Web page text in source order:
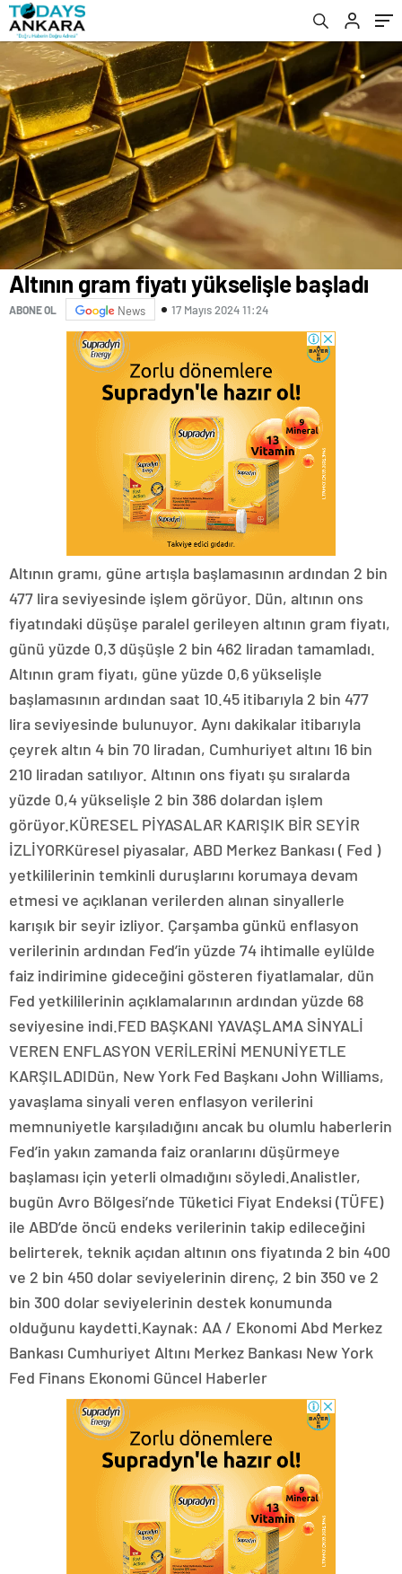
Altının gram fiyatı yükselişle başladı
ABONE OL News 17 Mayıs 2024 11:24
Altının gramı, güne artışla başlamasının ardından 2 bin
477 lira seviyesinde işlem görüyor. Dün, altının ons
fiyatındaki düşüşe paralel gerileyen altının gram fiyatı,
günü yüzde 0,3 düşüşle 2 bin 462 liradan tamamladı.
Altının gram fiyatı, güne yüzde 0,6 yükselişle
başlamasının ardından saat 10.45 itibarıyla 2 bin 477
lira seviyesinde bulunuyor. Aynı dakikalar itibarıyla
çeyrek altın 4 bin 70 liradan, Cumhuriyet altını 16 bin
210 liradan satılıyor. Altının ons fiyatı şu sıralarda
yüzde 0,4 yükselişle 2 bin 386 dolardan işlem
görüyor.KÜRESEL PİYASALAR KARIŞIK BİR SEYİR
İZLİYORKüresel piyasalar, ABD Merkez Bankası ( Fed )
yetkililerinin temkinli duruşlarını korumaya devam
etmesi ve açıklanan verilerden alınan sinyallerle
karışık bir seyir izliyor. Çarşamba günkü enflasyon
verilerinin ardından Fed’in yüzde 74 ihtimalle eylülde
faiz indirimine gideceğini gösteren fiyatlamalar, dün
Fed yetkililerinin açıklamalarının ardından yüzde 68
seviyesine indi.FED BAŞKANI YAVAŞLAMA SİNYALİ
VEREN ENFLASYON VERİLERİNİ MENUNİYETLE
KARŞILADIDün, New York Fed Başkanı John Williams,
yavaşlama sinyali veren enflasyon verilerini
memnuniyetle karşıladığını ancak bu olumlu haberlerin
Fed’in yakın zamanda faiz oranlarını düşürmeye
başlaması için yeterli olmadığını söyledi.Analistler,
bugün Avro Bölgesi’nde Tüketici Fiyat Endeksi (TÜFE)
ile ABD’de öncü endeks verilerinin takip edileceğini
belirterek, teknik açıdan altının ons fiyatında 2 bin 400
ve 2 bin 450 dolar seviyelerinin direnç, 2 bin 350 ve 2
bin 300 dolar seviyelerinin destek konumunda
olduğunu kaydetti.Kaynak: AA / Ekonomi Abd Merkez
Bankası Cumhuriyet Altını Merkez Bankası New York
Fed Finans Ekonomi Güncel Haberler
ifadesinden sonra yeni gözaltılar – Gündem
haberleri